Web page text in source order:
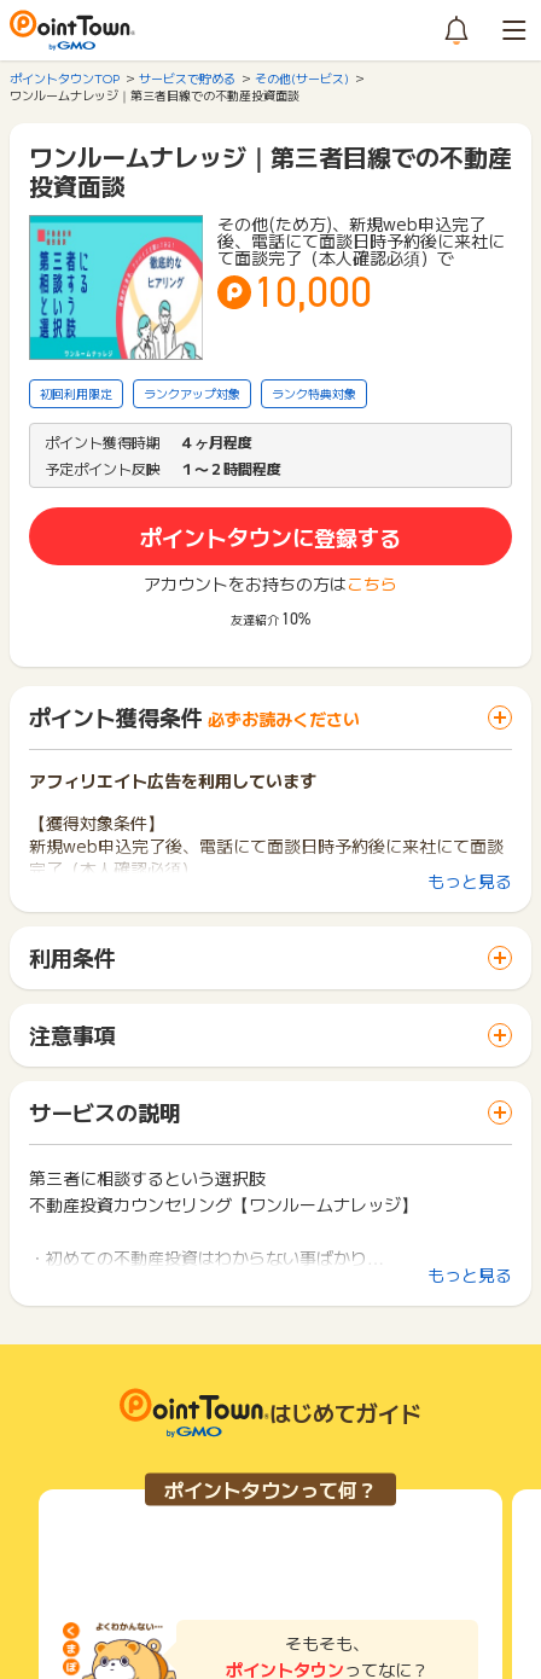
ポイントタウンTOP サービスで貯める
その他(サービス)
ワンルームナレッジ｜第三者目線での不動産投資面談
ワンルームナレッジ｜第三者目線での不動産
投資面談
その他(ため方)、新規web申込完了
後、電話にて面談日時予約後に来社に
て面談完了（本人確認必須）で
10,000
初回利用限定 ランクアップ対象 ランク特典対象
ポイント獲得時期
４ヶ月程度
予定ポイント反映
１〜２時間程度
ポイントタウンに登録する
アカウントをお持ちの方はこちら
友達紹介 10%
ポイント獲得条件 必ずお読みください
アフィリエイト広告を利用しています
【獲得対象条件】
新規web申込完了後、電話にて面談日時予約後に来社にて面談
完了（本人確認必須）
※株式会社ａｔｒｙのサービス（面談やセミナー）を過去利用し
たことがない方
※関東圏内（東京都、神奈川県、埼玉県、千葉県、茨城県、栃木
県、群馬県）にお住まいの方、または株式会社ａｔｒｙまで来
※昨年の個人年収が500万円以上の方
※弊社に昨年の本業の収入証明（源泉徴収票等）をご提出いただ
けた方
※勤続3年以上経過している方（転職された方は1年以上経過し
ている方）
※日本に永住権をお持ちの方
※無担保ローン等の借り入れのない方、若しくは年収に対しての
借入金額が少ない方(金融機関からの融資が受けられる方のみ対
象)
方
※面談の日時調整のお電話及び面談時に、質問事項やカウンセリ
※面談時に勤務先の名刺をご提出いただけた方（名刺がない場合
※上場企業、それに準じる企業（＝資本金1億円以上）、または
そのグループ会社にお勤めの方、
もしくは公務員、団体職員、医師、弁護士、公認会計士、税理
もしくは確定申告の課税所得が1000万円以上（過去3期分）の
個人事業主、経営者の方
※事前のお電話ヒアリング段階で当社サービスをご提供できない
と担当が判断した場合、面談をお断りする場合がございます
※事前ヒアリング、面談内容又はコミュニケーションをとってい
もっと見る
利用条件
サイトに移動してからお申し込みやお買い物が完了するまでの
間に、同じブラウザ（※）で他のサイトに移動した場合はポイン
ト獲得ができません。
「 サイトへ行ってポイントGET 」ボタンを押した時とサービ
ス・お買い物利用時で、デバイス・ブラウザが異なる場合はポ
イント獲得ができません。
2回以上同じお買い物・サービスをご利用される場合は、毎回
ポイントタウンに戻り、「 サイトへ行ってポイントGET 」ボ
下記の事項に該当する場合、広告主側で対象外とみなし、「獲
い物を複数回ご利用された場合
て一度でも同サービス・お買い物を利用されたことがある場合
ご利用前には、Cookieの削除をおこなっていただくことを推奨
サービス・お買い物利用時にお電話など2つ以上の申し込み方
法がある場合、必ずサイト上のWEBフォームからお申し込みく
了などのメールは、ポイント獲得するまで必ず保管してくださ
注意事項
一部のサービスにつきましては、1商品につき10円単位の金額
は切り捨てとなります。
ポイント獲得が1ポイント未満のものは切り捨てとなり、ポイ
ント履歴には記載されません。
原則として広告主側のポイント等を利用して支払われた金額分
につきましては、ポイントタウンのポイント獲得の対象には含
広告主が運営しているサービスの都合もしくは会員様の都合で
商品の交換や一部でもキャンセルされた場合、ポイントが無効
になる可能性もございます。
条件を達成しているかどうかは各広告主ではなく、代理店が行
っているため、広告主はポイントに関する詳細を把握しており
そのため、ポイントタウンのポイントに関するお問い合わせを
広告主様に直接行わないようお願いいたします。
ご利用から半年以上経過している場合、ポイントに関する調査
を承ることができません。
あらかじめご了承ください。
サービスの説明
第三者に相談するという選択肢
不動産投資カウンセリング【ワンルームナレッジ】
・初めての不動産投資はわからない事ばかり…
・第三者の公平な意見を聞きたい…
ワンルームナレッジの客観的なカウンセリングをぜひ受けてみ
あなたの不動産投資に対する相談を聞くのは、
述べ3,000人以上のお客様のカウンセリングを行ってきた不動
不動産投資のリスク、1棟や区分、新築や中古双方のメリッ
ト・デメリットを交えた物件の選び方、
もっと見る
はじめてガイド
ポイントタウンって何？
そもそも、
ポイントタウンってなに？